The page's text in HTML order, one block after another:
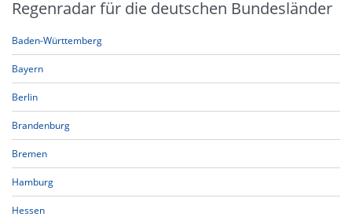
Regenradar für die deutschen Bundesländer
Baden-Württemberg
Bayern
Berlin
Brandenburg
Bremen
Hamburg
Hessen